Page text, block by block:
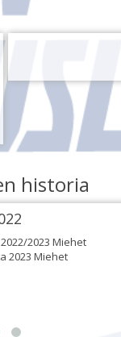
historia
2023 Miehet
2023 Miehet